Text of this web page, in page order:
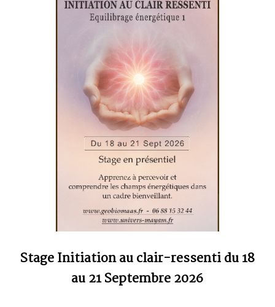
Stage Initiation au clair-ressenti du 18
au 21 Septembre 2026